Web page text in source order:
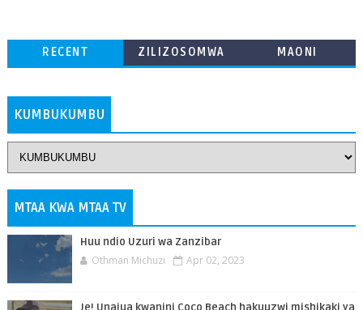
RECENT
ZILIZOSOMWA
MAONI
KUMBUKUMBU
MTAA KWA MTAA TV
Huu ndio Uzuri wa Zanzibar
Othman Michuzi Apr 02, 2023
Je! Unajua kwanini Coco Beach hakuuzwi mishikaki ya